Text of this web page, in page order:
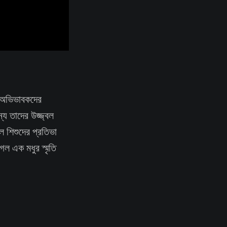
তাদের উজ্জ্বল
শিশুদের প্রতিভা
এক মধুর স্মৃতি